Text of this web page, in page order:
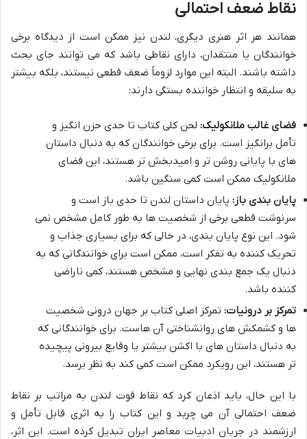
نقاط ضعف احتمالی
همانند هر اثر هنری دیگری، لندن نیز ممکن است از دیدگاه برخی
خوانندگان یا منتقدان، دارای نقاطی باشد که می توانند جای بحث
داشته باشند. البته این موارد لزوماً ضعف قطعی نیستند، بلکه بیشتر
به سلیقه و انتظار خواننده بستگی دارند:
فضای غالب ملانکولیک: لحن کلی کتاب تا حدی حزن انگیز و
تأمل برانگیز است. برای برخی خوانندگان که به دنبال داستان
های با پایانی روشن تر و امیدبخش تر هستند، این فضای
ملانکولیک ممکن است کمی سنگین باشد.
پایان بندی باز: پایان داستان لندن تا حدی باز است و
سرنوشت قطعی برخی از شخصیت ها به طور کامل مشخص نمی
شود. این نوع پایان بندی، در حالی که برای بسیاری جذاب و
تحریک کننده به تفکر است، ممکن است برای خوانندگانی که به
دنبال یک جمع بندی نهایی و مشخص هستند، کمی ناراضی
کننده باشد.
تمرکز بر درونیات: تمرکز اصلی کتاب بر جهان درونی شخصیت
ها و کشمکش های روانشناختی آن هاست. برای خوانندگانی که
به دنبال داستان های با اکشن بیشتر یا وقایع بیرونی پیچیده
تر هستند، این رویکرد ممکن است کمی کند به نظر برسد.
با این حال، باید اذعان کرد که نقاط قوت لندن به مراتب بر نقاط
ضعف احتمالی آن می چربد و این کتاب را به اثری قابل تأمل و
ارزشمند در جریان ادبیات معاصر ایران تبدیل کرده است. این اثر،